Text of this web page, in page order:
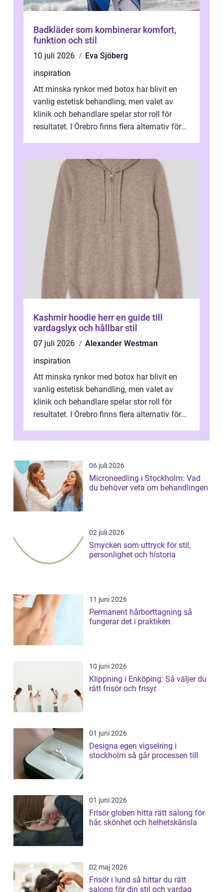
Badkläder som kombinerar komfort,
funktion och stil
10 juli 2026
Eva Sjöberg
inspiration
Att minska rynkor med botox har blivit en
vanlig estetisk behandling, men valet av
klinik och behandlare spelar stor roll för
resultatet. I Örebro finns flera alternativ för
Kashmir hoodie herr en guide till
vardagslyx och hållbar stil
07 juli 2026
Alexander Westman
inspiration
Att minska rynkor med botox har blivit en
vanlig estetisk behandling, men valet av
klinik och behandlare spelar stor roll för
resultatet. I Örebro finns flera alternativ för
06 juli 2026
Microneedling i Stockholm: Vad
du behöver veta om behandlingen
02 juli 2026
Smycken som uttryck för stil,
personlighet och historia
11 juni 2026
Permanent hårborttagning så
fungerar det i praktiken
10 juni 2026
Klippning i Enköping: Så väljer du
rätt frisör och frisyr
01 juni 2026
Designa egen vigselring i
stockholm så går processen till
01 juni 2026
Frisör globen hitta rätt salong för
hår, skönhet och helhetskänsla
02 maj 2026
Frisör i lund så hittar du rätt
salong för din stil och vardag